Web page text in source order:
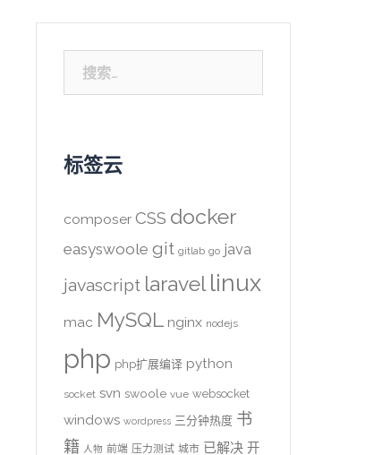
索：
标签云
composer CSS docker
easyswoole git gitlab go java
javascript laravel linux
mac MySQL nginx nodejs
php php扩展编译 python
socket svn swoole vue websocket
windows wordpress 三分钟热度 书
籍 人物 前端 压力测试 城市 已解决 开